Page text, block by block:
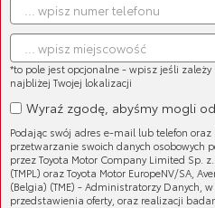
KABEL 4 w 1
Cena brutto:51,66 zł
Cena netto:42,00 zł
*to pole jest opcjonalne - wpisz jeśli
najbliżej Twojej lokalizacji
Wyraź zgodę, abyśmy mogli
Podając swój adres e-mail lub telefon
przetwarzanie swoich danych osobowych
przez Toyota Motor Company Limited Sp.
(TMPL) oraz Toyota Motor EuropeNV/SA,
(Belgia) (TME) - Administratorzy Danych,
przedstawienia oferty, oraz realizacji